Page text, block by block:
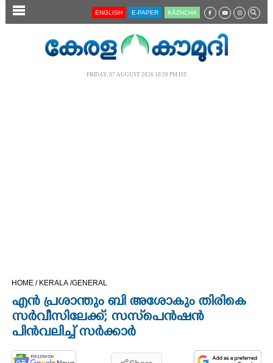
SECTIONS
CINEMA
OPINION
PHOTOS
ENGLISH E-PAPER KĀZHCHA
FRIDAY, 07 AUGUST 2026 10.20 PM IST
HOME / KERALA /GENERAL
എന്‍ പ്രശാന്തും ബി അശോകും തിരികെ
സര്‍വീസിലേക്ക്; സസ്‌പെന്‍ഷന്‍
പിന്‍വലിച്ച് സർക്കാർ